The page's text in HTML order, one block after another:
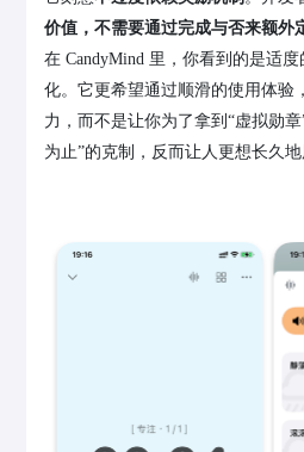
价值，不需要通过完成与否来额外
在 CandyMind 里，你看到的是适
化。它更希望通过顺滑的使用体验
力，而不是让你为了拿到“虚拟勋
为止”的克制，反而让人更想长久地